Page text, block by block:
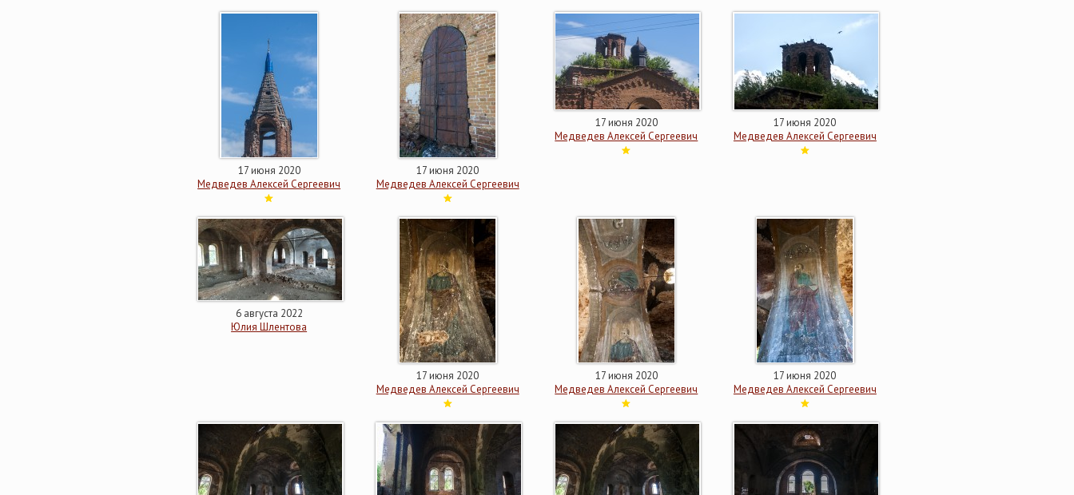
17 июня 2020
Медведев Алексей Сергеевич
17 июня 2020
Медведев Алексей Сергеевич
17 июня 2020
Медведев Алексей Сергеевич
17 июня 2020
Медведев Алексей Сергеевич
6 августа 2022
Юлия Шлентова
17 июня 2020
Медведев Алексей Сергеевич
17 июня 2020
Медведев Алексей Сергеевич
17 июня 2020
Медведев Алексей Сергеевич